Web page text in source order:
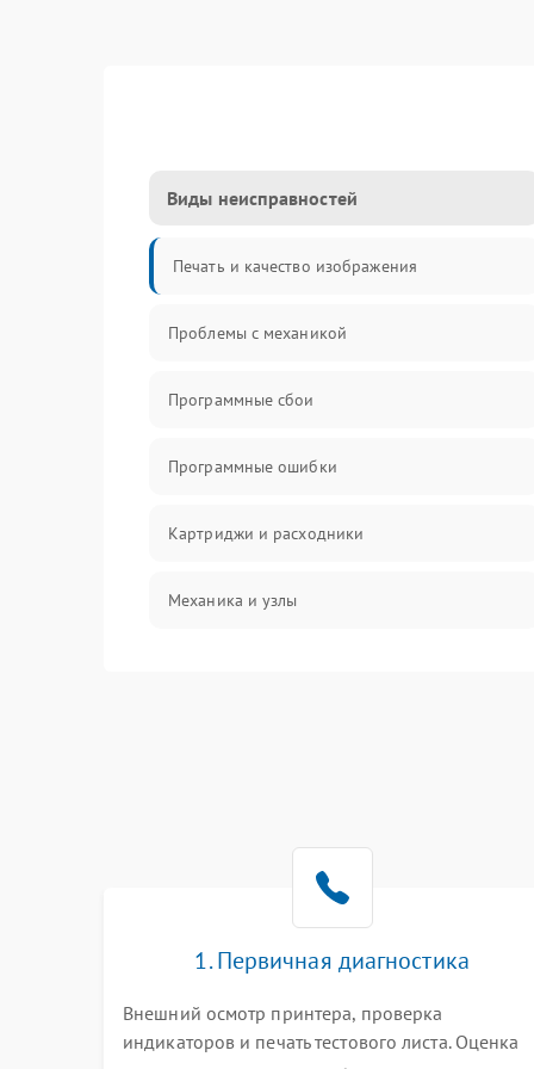
Виды неисправностей
Печать и качество изображения
Проблемы с механикой
Программные сбои
Программные ошибки
Картриджи и расходники
Механика и узлы
1. Первичная диагностика
Внешний осмотр принтера, проверка
индикаторов и печать тестового листа. Оценка